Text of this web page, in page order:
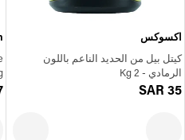
اكسوكس
كيتل بيل من الحديد الناعم باللون
الرمادي - 2 Kg
SAR 35